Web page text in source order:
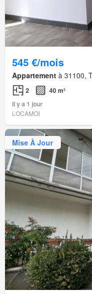
545 €/mois
Appartement à 31100,
2
40 m²
Il y a 1 jour
LOCAMOI
Mise À Jour